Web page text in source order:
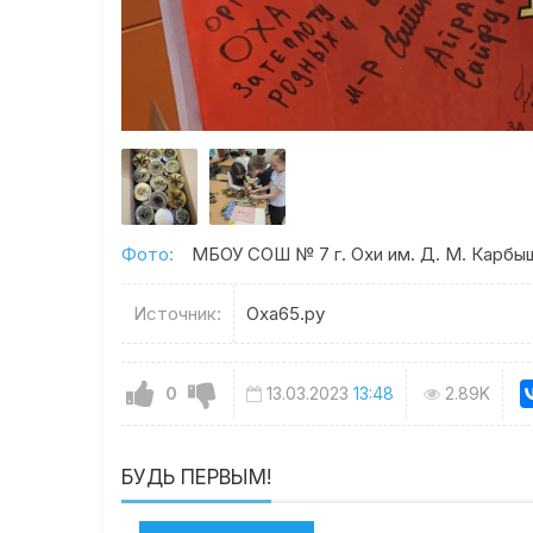
Фото: МБОУ СОШ № 7 г. Охи им. Д. М.
Источник: Оха65.ру
0 13.03.2023 13:48 2.89K
БУДЬ ПЕРВЫМ!